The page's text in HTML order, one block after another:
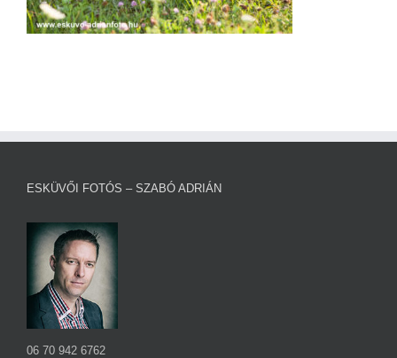
ESKÜVŐI FOTÓS – SZABÓ ADRIÁN
06 70 942 6762